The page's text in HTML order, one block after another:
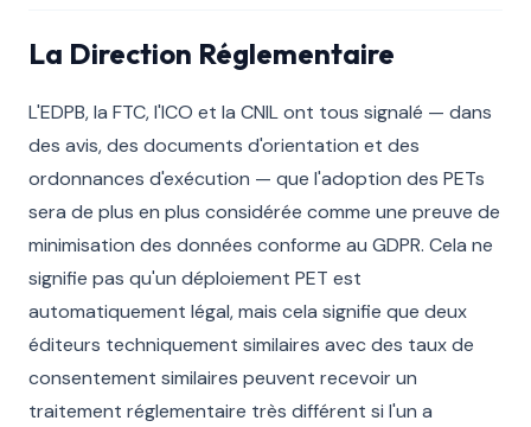
La Direction Réglementaire
L'EDPB, la FTC, l'ICO et la CNIL ont tous signalé — dans
des avis, des documents d'orientation et des
ordonnances d'exécution — que l'adoption des PETs
sera de plus en plus considérée comme une preuve de
minimisation des données conforme au GDPR. Cela ne
signifie pas qu'un déploiement PET est
automatiquement légal, mais cela signifie que deux
éditeurs techniquement similaires avec des taux de
consentement similaires peuvent recevoir un
traitement réglementaire très différent si l'un a